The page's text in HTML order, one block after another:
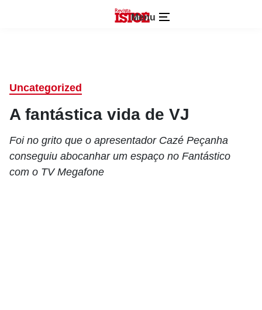
Menu
Uncategorized
A fantástica vida de VJ
Foi no grito que o apresentador Cazé Peçanha
conseguiu abocanhar um espaço no Fantástico
com o TV Megafone